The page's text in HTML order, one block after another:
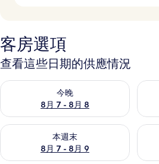
客房選項
查看這些日期的供應情況
今晚
8月 7 - 8月 8
查看今晚 (8月 7 - 8月 8) 的供應情況查看
本週末
8月 7 - 8月 9
查看本週末 (8月 7 - 8月 9) 的供應情況
查看